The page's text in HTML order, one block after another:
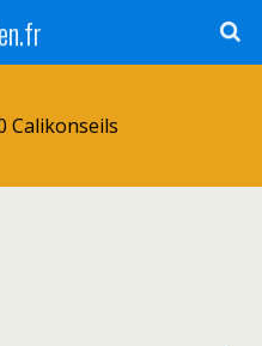
Calikonseils